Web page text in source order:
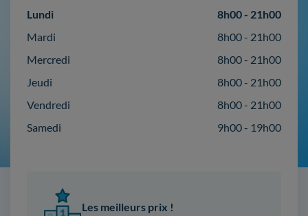
Lundi
8h00 - 21h00
Mardi
8h00 - 21h00
Mercredi
8h00 - 21h00
Jeudi
8h00 - 21h00
Vendredi
8h00 - 21h00
Samedi
9h00 - 19h00
Les meilleurs prix !